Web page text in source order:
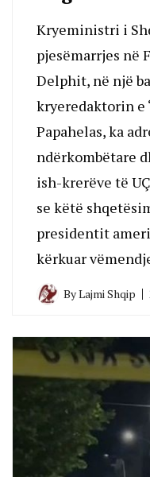
Kryeministri i
pjesëmarrjes në
Delphit, në një
kryeredaktorin e
Papahelas, ka
ndërkombëtare
ish-krerëve të
se këtë
presidentit
kërkuar
ByLajmi Shqip